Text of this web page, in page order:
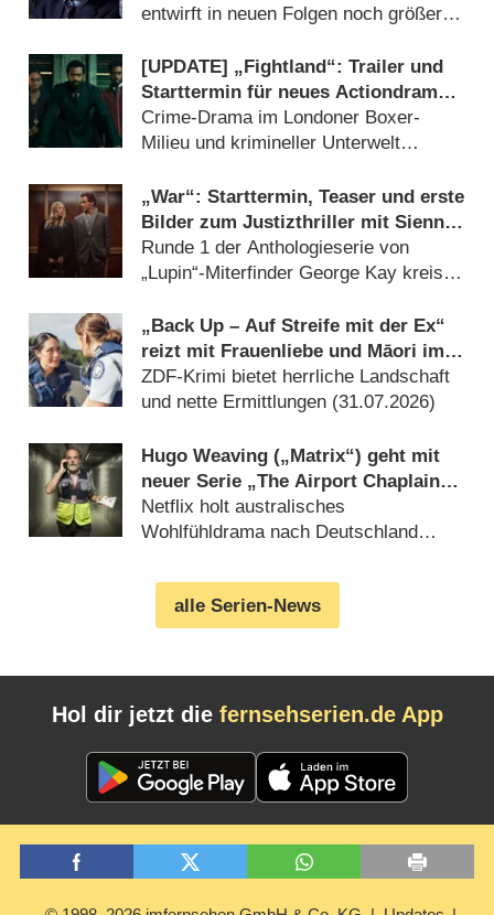
Staffel 2 an Bord geholt
entwirft in neuen Folgen noch größeres
[UPDATE] „Fightland“: Trailer und
Starttermin für neues Actiondrama
von Curtis „50 Cent“ Jackson
Crime-Drama im Londoner Boxer-
Milieu und krimineller Unterwelt
„War“: Starttermin, Teaser und erste
Bilder zum Justizthriller mit Sienna
Miller und Dominic West
Runde 1 der Anthologieserie von
„Lupin“-Miterfinder George Kay kreist
Scheidungsschlacht (07.08.2026)
„Back Up – Auf Streife mit der Ex“
reizt mit Frauenliebe und Māori im
Krimi – Review
ZDF-Krimi bietet herrliche Landschaft
und nette Ermittlungen (31.07.2026)
Hugo Weaving („Matrix“) geht mit
neuer Serie „The Airport Chaplain“
an den Start
Netflix holt australisches
Wohlfühldrama nach Deutschland
alle Serien-News
Hol dir jetzt die fernsehserien.de App